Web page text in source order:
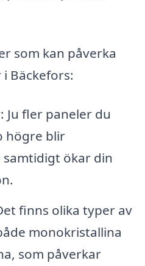
som kan påverka
Bäckefors:
Ju fler paneler du
högre blir
ökar din
finns olika typer av
monokristallina
som påverkar